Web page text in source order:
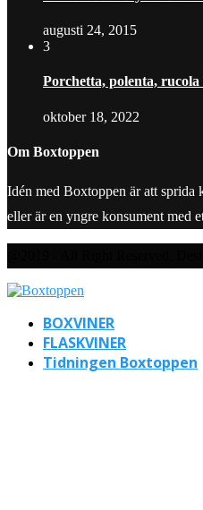
augusti 24, 2015
3
Porchetta, polenta,
oktober 18, 2022
Om Boxtoppen
Idén med Boxtoppen är att
eller är en yngre konsument med
BOXVINER
FLASKVINER
Tidningen Boxtoppen